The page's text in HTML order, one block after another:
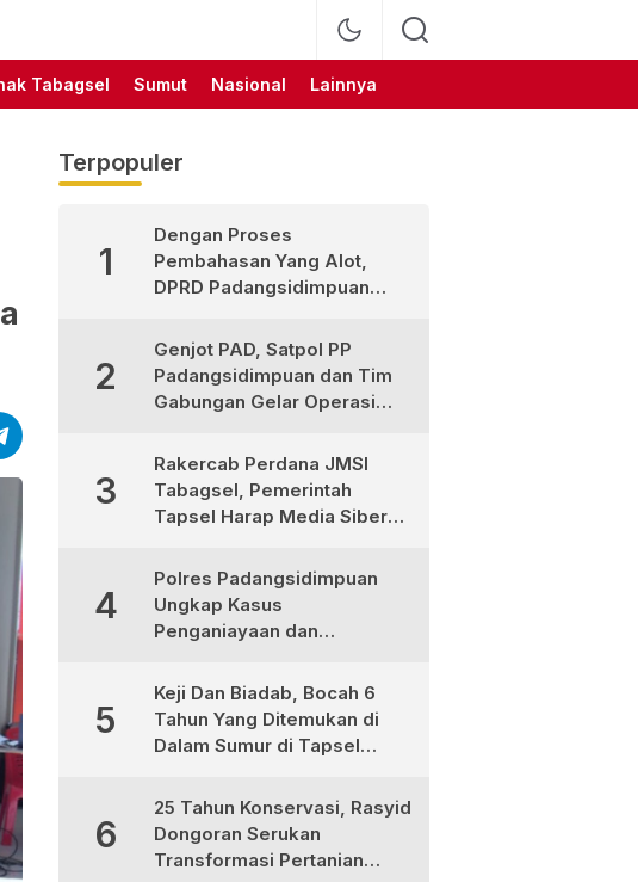
Tabagsel Sumut Nasional Lainnya
Terpopuler
1
Dengan Proses
Pembahasan Yang Alot,
DPRD Padangsidimpuan
Pertanggungjawaban APBD
2025
2
Genjot PAD, Satpol PP
Padangsidimpuan dan Tim
Gabungan Gelar Operasi
3
Rakercab Perdana JMSI
Tabagsel, Pemerintah
Tapsel Harap Media Siber
Pembangunan
4
Polres Padangsidimpuan
Ungkap Kasus
Penganiayaan dan
Diamankan
5
Keji Dan Biadab, Bocah 6
Tahun Yang Ditemukan di
Dalam Sumur di Tapsel
Pembunuhan, Pelaku
Berhasil di Bekuk Polisi
6
25 Tahun Konservasi, Rasyid
Dongoran Serukan
Transformasi Pertanian